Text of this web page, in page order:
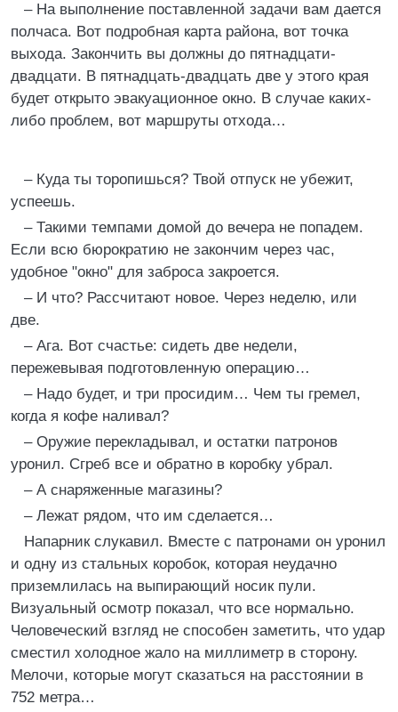
– На выполнение поставленной задачи вам дается
полчаса. Вот подробная карта района, вот точка
выхода. Закончить вы должны до пятнадцати-
двадцати. В пятнадцать-двадцать две у этого края
будет открыто эвакуационное окно. В случае каких-
либо проблем, вот маршруты отхода…
– Куда ты торопишься? Твой отпуск не убежит,
успеешь.
– Такими темпами домой до вечера не попадем.
Если всю бюрократию не закончим через час,
удобное "окно" для заброса закроется.
– И что? Рассчитают новое. Через неделю, или
две.
– Ага. Вот счастье: сидеть две недели,
пережевывая подготовленную операцию…
– Надо будет, и три просидим… Чем ты гремел,
когда я кофе наливал?
– Оружие перекладывал, и остатки патронов
уронил. Сгреб все и обратно в коробку убрал.
– А снаряженные магазины?
– Лежат рядом, что им сделается…
Напарник слукавил. Вместе с патронами он уронил
и одну из стальных коробок, которая неудачно
приземлилась на выпирающий носик пули.
Визуальный осмотр показал, что все нормально.
Человеческий взгляд не способен заметить, что удар
сместил холодное жало на миллиметр в сторону.
Мелочи, которые могут сказаться на расстоянии в
752 метра…